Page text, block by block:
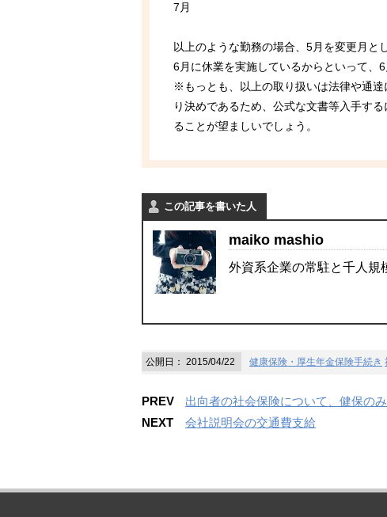
7月
以上のような勤務の場合、5月を変更月と
6月に休業を実施しているからといって、
※もっとも、以上の取り扱いは法律や通
り決めであるため、公式な文書等入手す
ることが望ましいでしょう。
この記事を書いた人
maiko mashio
外資系企業の常駐と千人規
公開日： 2015/04/22 健康保険・厚生年金保険手続き
PREV
出向者の社会保険について、健保の
NEXT
会社説明会の交通費支給